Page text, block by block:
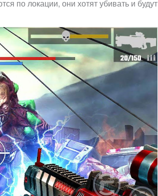
по локации, они хотят убивать и будут